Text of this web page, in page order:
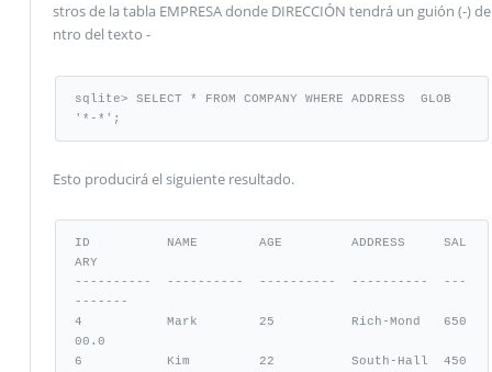
stros de la tabla EMPRESA donde DIRECCIÓN tendrá un guión (-) de
ntro del texto -
sqlite> SELECT * FROM COMPANY WHERE ADDRESS  GLOB
'*-*';
Esto producirá el siguiente resultado.
ID          NAME        AGE         ADDRESS     SAL
ARY
----------  ----------  ----------  ----------  ---
-------
4           Mark        25          Rich-Mond   650
00.0
6           Kim         22          South-Hall  450